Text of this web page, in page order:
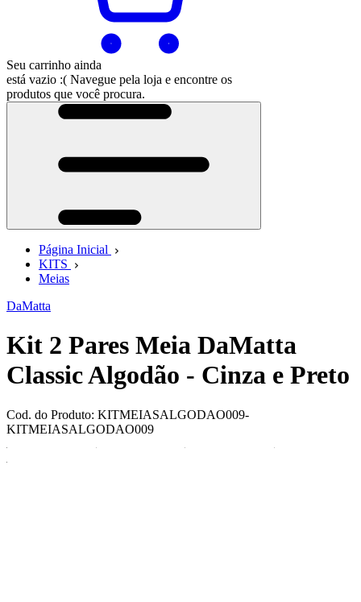
Seu carrinho ainda
está vazio :( Navegue pela loja e encontre os
produtos que você procura.
Página Inicial
KITS
Meias
DaMatta
Kit 2 Pares Meia DaMatta
Classic Algodão - Cinza e Preto
Cod. do Produto: KITMEIASALGODAO009-
KITMEIASALGODAO009